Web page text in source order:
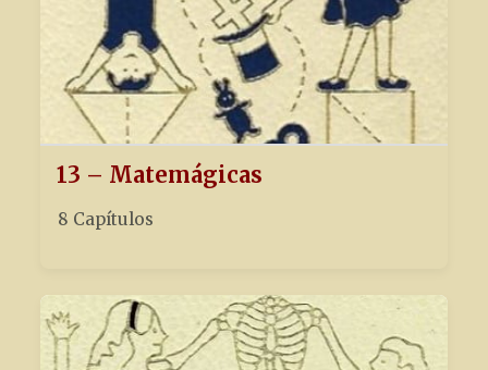
13 – Matemágicas
8 Capítulos